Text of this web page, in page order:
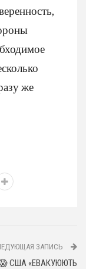
же
ЗАПИСЬ
США «ЕВАКУЮЮТЬ